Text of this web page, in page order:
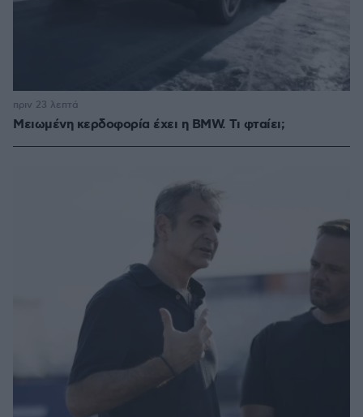
Μειωμένη κερδοφορία έχει η BMW. Τι φταίει;
πριν 23 λεπτά